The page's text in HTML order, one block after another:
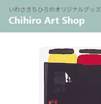
いわさきちひろのオリジナルグッズ